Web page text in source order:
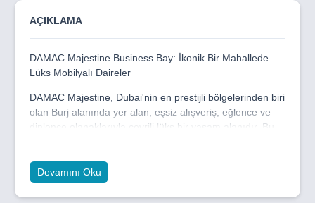
of
AÇIKLAMA
DAMAC Majestine Business Bay: İkonik Bir Mahallede
Lüks Mobilyalı Daireler
DAMAC Majestine, Dubai'nin en prestijli bölgelerinden biri
olan Burj alanında yer alan, eşsiz alışveriş, eğlence ve
dinlence olanaklarıyla çevrili lüks bir yaşam alanıdır. Bu
mobilyalı dairelerle de konforlu bir yaşam sunuyor.
Efsanevi Konfor ve Şıklık
Devamını Oku